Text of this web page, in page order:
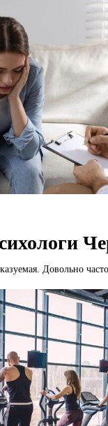
Довольно